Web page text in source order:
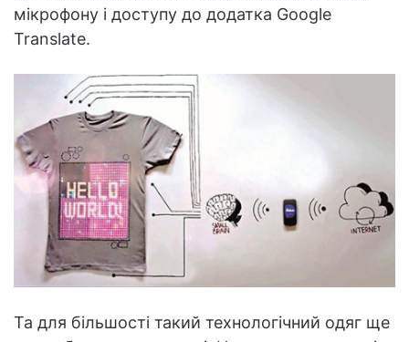
мікрофону і доступу до додатка Google
Translate.
Та для більшості такий технологічний одяг ще